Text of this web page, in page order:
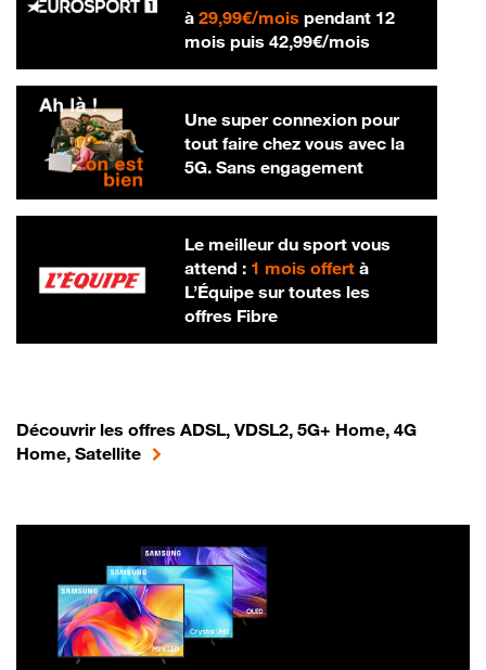
à 29,99€/mois29,99 € par mois
pendant 12
mois puis 42,99€/mois42,99 € par
Une super connexion pour
tout faire chez vous avec la
5G. Sans engagement
Le meilleur du sport vous
attend : 1 mois offertà
L’Équipe sur toutes les
offres Fibre
Découvrir les offres ADSL, VDSL2, 5G+ Home, 4G
Home, Satellite